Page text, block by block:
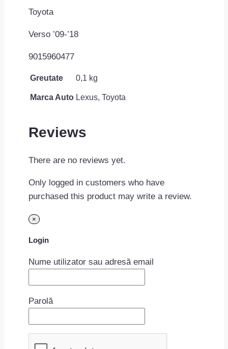
Toyota
Verso ’09-’18
9015960477
Greutate 0,1 kg
Marca Auto Lexus, Toyota
Reviews
There are no reviews yet.
Only logged in customers who have
purchased this product may write a review.
×
Login
Nume utilizator sau adresă email
Parolă